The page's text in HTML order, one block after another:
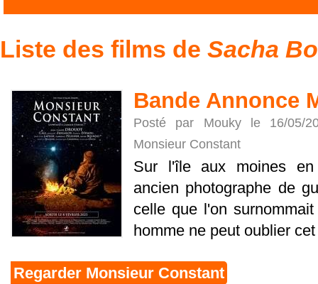
Liste des films de Sacha
Bande Annonce
Posté par Mouky le 16/05/
Monsieur Constant
Sur l'île aux moines en
ancien photographe de
celle que l'on
homme ne peut oublier
Regarder Monsieur Constant